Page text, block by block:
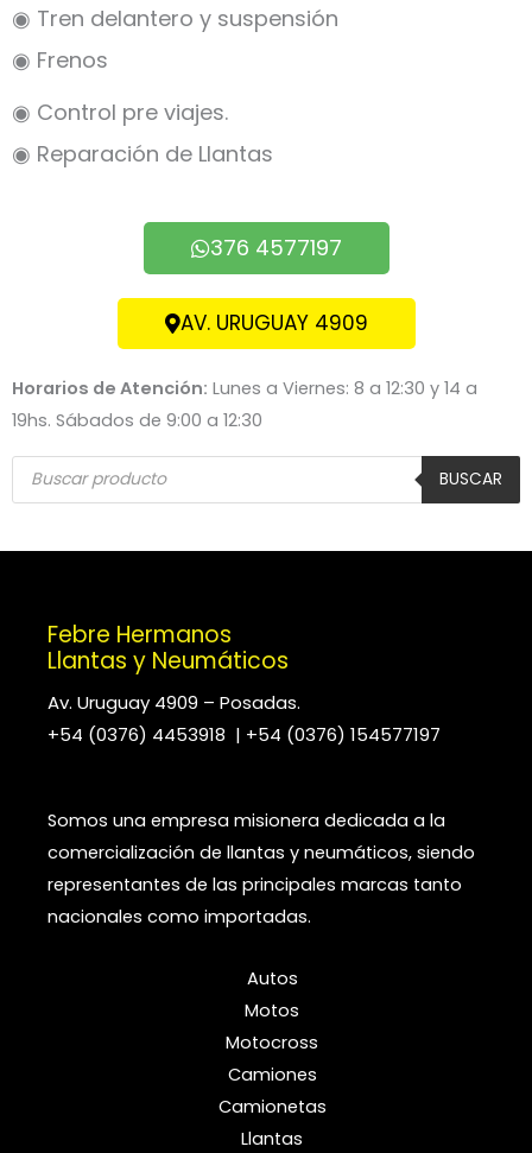
◉ Tren delantero y suspensión
◉ Frenos
◉ Control pre viajes.
◉ Reparación de Llantas
376 4577197
AV. URUGUAY 4909
Horarios de Atención: Lunes a Viernes: 8 a 12:30 y 14 a
19hs. Sábados de 9:00 a 12:30
Búsqueda
de
productos
BUSCAR
Febre Hermanos
Llantas y Neumáticos
Av. Uruguay 4909 – Posadas.
+54 (0376) 4453918 | +54 (0376) 154577197
Somos una empresa misionera dedicada a la
comercialización de llantas y neumáticos, siendo
representantes de las principales marcas tanto
nacionales como importadas.
Autos
Motos
Motocross
Camiones
Camionetas
Llantas